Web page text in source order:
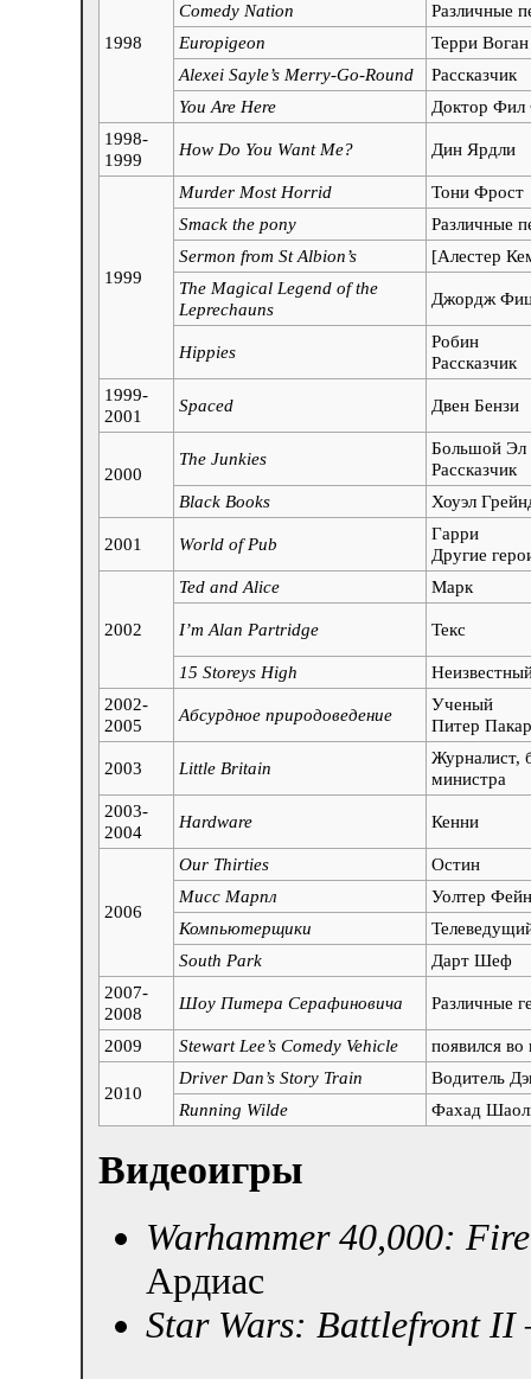
1998
Comedy Nation
Различные
Europigeon
Терри Воган
Alexei Sayle’s Merry-Go-Round
Рассказчик
You Are Here
Доктор Фил
1998-
1999
How Do You Want Me? Дин Ярдли
1999
Murder Most Horrid
Тони Фрост
Smack the pony
Различные
Sermon from St Albion’s
[Алестер
The Magical Legend of the
Leprechauns
Джордж
Hippies
Робин
Рассказчик
1999-
2001
Spaced Двен Бензи
2000
The Junkies
Большой Эл
Рассказчик
Black Books
Хоуэл
2001 World of Pub
Гарри
Другие
2002
Ted and Alice Марк
I’m Alan Partridge Текс
15 Storeys High
2002-
2005
Абсурдное природоведение
Ученый
Питер
2003 Little Britain
Журналист,
министра
2003-
2004
Hardware Кенни
2006
Our Thirties
Остин
Мисс Марпл
Уолтер Фейн
Компьютерщики
South Park
Дарт Шеф
2007-
2008
Шоу Питера Серафиновича Различные
2009 Stewart Lee’s Comedy Vehicle появился во
2010
Driver Dan’s Story Train
Водитель
Running Wilde
Фахад
Видеоигры
Warhammer 40,000:
Ардиас
Star Wars: Battlefront II